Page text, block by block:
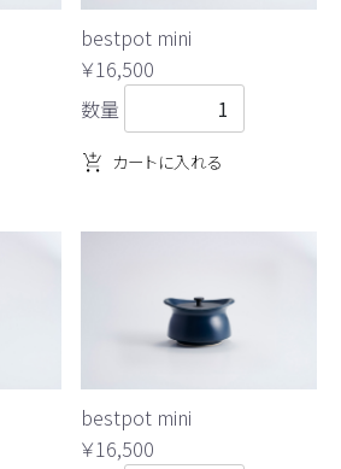
bestpot mini
￥16,500
数量
カートに入れる
bestpot mini
￥16,500